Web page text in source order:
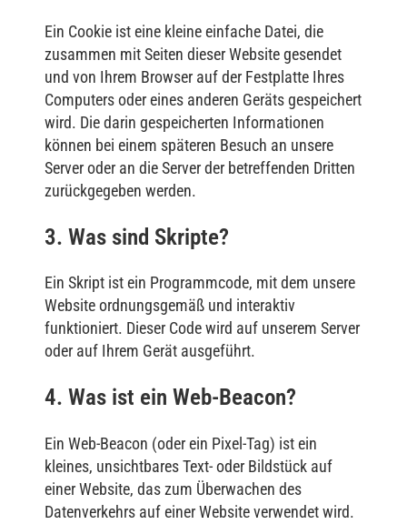
Ein Cookie ist eine kleine einfache Datei, die
zusammen mit Seiten dieser Website gesendet
und von Ihrem Browser auf der Festplatte Ihres
Computers oder eines anderen Geräts gespeichert
wird. Die darin gespeicherten Informationen
können bei einem späteren Besuch an unsere
Server oder an die Server der betreffenden Dritten
zurückgegeben werden.
3. Was sind Skripte?
Ein Skript ist ein Programmcode, mit dem unsere
Website ordnungsgemäß und interaktiv
funktioniert. Dieser Code wird auf unserem Server
oder auf Ihrem Gerät ausgeführt.
4. Was ist ein Web-Beacon?
Ein Web-Beacon (oder ein Pixel-Tag) ist ein
kleines, unsichtbares Text- oder Bildstück auf
einer Website, das zum Überwachen des
Datenverkehrs auf einer Website verwendet wird.